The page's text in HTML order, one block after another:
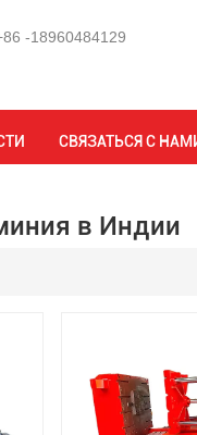
-18960484129
СВЯЗАТЬСЯ С
компании по гравитационному
в Индии